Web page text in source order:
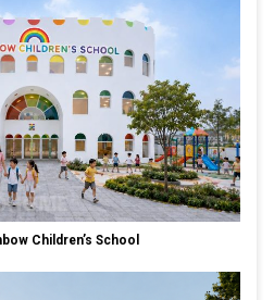
Children’s School